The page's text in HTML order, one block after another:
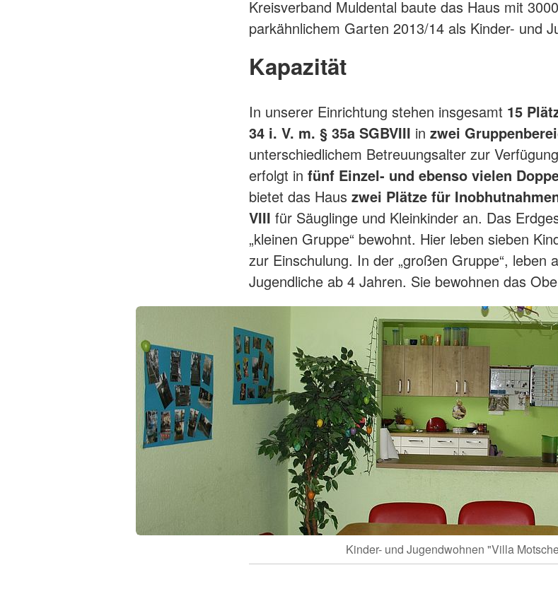
Kinder- und Jugendwohnen "Villa
Kreisverband Muldental baute das Haus mit
parkähnlichem Garten 2013/14 als Kinder- und
Kapazität
In unserer Einrichtung stehen insgesamt 15
34 i. V. m. § 35a SGBVIII in zwei
unterschiedlichem Betreuungsalter zur
erfolgt in fünf Einzel- und ebenso vielen
bietet das Haus zwei Plätze für
VIII für Säuglinge und Kleinkinder an. Das
„kleinen Gruppe“ bewohnt. Hier leben sieben
zur Einschulung. In der „großen Gruppe“, leben
Jugendliche ab 4 Jahren. Sie bewohnen das